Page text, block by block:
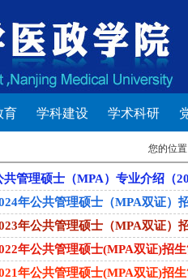
育 学科建设 学术科研
您的位置
管理硕士（MPA）专业介绍（
年公共管理硕士（MPA双证）
年公共管理硕士（MPA双证）
年公共管理硕士(MPA双证)招
年公共管理硕士(MPA双证)招